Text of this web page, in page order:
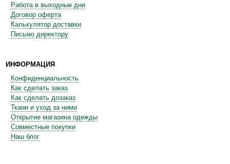
Работа в выходные дни
Договор оферта
Калькулятор доставки
Письмо директору
ИНФОРМАЦИЯ
Конфиденциальность
Как сделать заказ
Как сделать дозаказ
Ткани и уход за ними
Открытие магазина одежды
Совместные покупки
Наш блог